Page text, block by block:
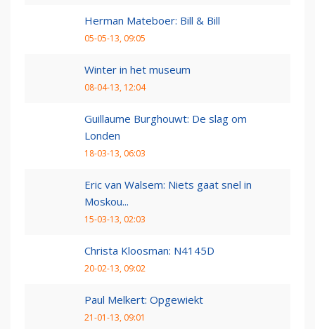
Herman Mateboer: Bill & Bill
05-05-13, 09:05
Winter in het museum
08-04-13, 12:04
Guillaume Burghouwt: De slag om
Londen
18-03-13, 06:03
Eric van Walsem: Niets gaat snel in
Moskou...
15-03-13, 02:03
Christa Kloosman: N4145D
20-02-13, 09:02
Paul Melkert: Opgewiekt
21-01-13, 09:01